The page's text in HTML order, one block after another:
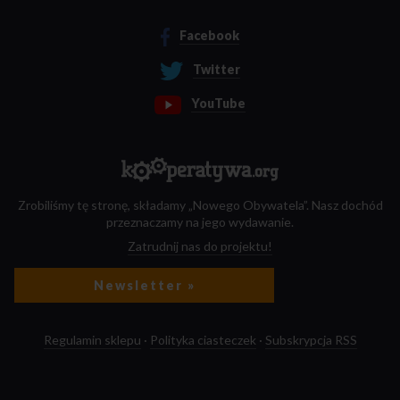
Facebook
Twitter
YouTube
Zrobiliśmy tę stronę, składamy „Nowego Obywatela”. Nasz dochód
przeznaczamy na jego wydawanie.
Zatrudnij nas do projektu!
Newsletter »
Regulamin sklepu · Polityka ciasteczek · Subskrypcja RSS